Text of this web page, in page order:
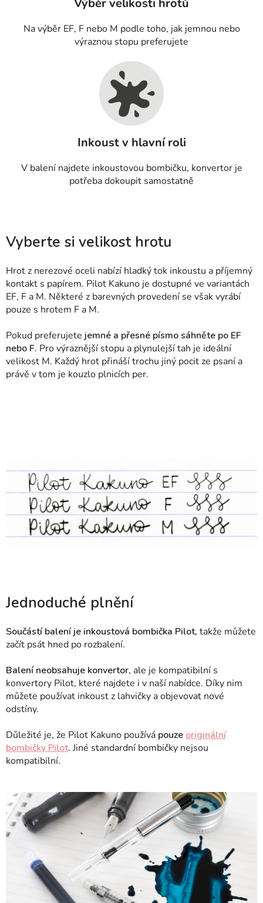
Výběr velikosti hrotů
Na výběr EF, F nebo M podle toho, jak jemnou nebo
výraznou stopu preferujete
Inkoust v hlavní roli
V balení najdete inkoustovou bombičku, konvertor je
potřeba dokoupit samostatně
Vyberte si velikost hrotu
Hrot z nerezové oceli nabízí hladký tok inkoustu a příjemný
kontakt s papírem. Pilot Kakuno je dostupné ve variantách
EF, F a M. Některé z barevných provedení se však vyrábí
pouze s hrotem F a M.
Pokud preferujete jemné a přesné písmo sáhněte po EF
nebo F. Pro výraznější stopu a plynulejší tah je ideální
velikost M. Každý hrot přináší trochu jiný pocit ze psaní a
právě v tom je kouzlo plnicích per.
Jednoduché plnění
Součástí balení je inkoustová bombička Pilot, takže můžete
začít psát hned po rozbalení.
Balení neobsahuje konvertor, ale je kompatibilní s
konvertory Pilot, které najdete i v naší nabídce. Díky nim
můžete používat inkoust z lahvičky a objevovat nové
odstíny.
Důležité je, že Pilot Kakuno používá pouze originální
bombičky Pilot. Jiné standardní bombičky nejsou
kompatibilní.